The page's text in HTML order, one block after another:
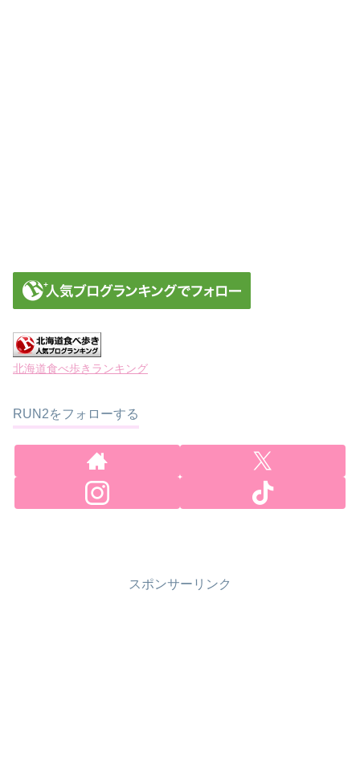
北海道食べ歩きランキング
RUN2をフォローする
スポンサーリンク